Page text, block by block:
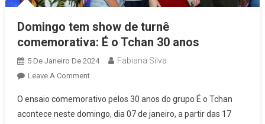
Domingo tem show de turnê
comemorativa: É o Tchan 30 anos
5 De Janeiro De 2024 Fabiana Silva
Leave A CommentOn
Tem
Show
O ensaio comemorativo pelos 30 anos do grupo É o Tchan
acontece neste domingo, dia 07 de janeiro, a partir das 17